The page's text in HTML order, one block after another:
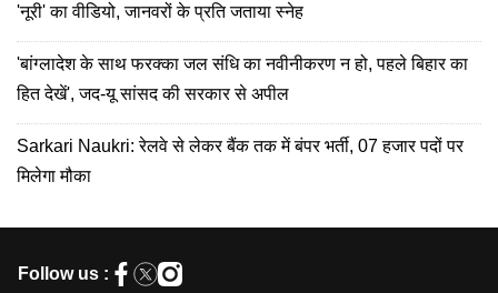
'नूरी' का वीडियो, जानवरों के प्रति जताया स्नेह
'बांग्लादेश के साथ फरक्का जल संधि का नवीनीकरण न हो, पहले बिहार का
हित देखें', जद-यू सांसद की सरकार से अपील
Sarkari Naukri: रेलवे से लेकर बैंक तक में बंपर भर्ती, 07 हजार पदों पर
मिलेगा मौका
Follow us :